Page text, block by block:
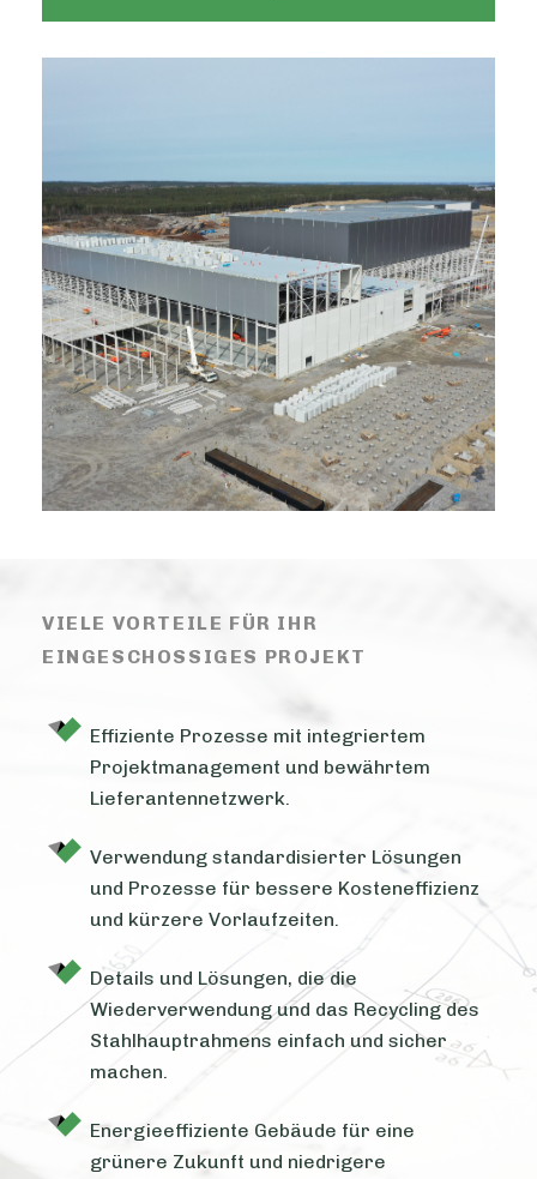
VIELE VORTEILE FÜR IHR
EINGESCHOSSIGES PROJEKT
Effiziente Prozesse mit integriertem
Projektmanagement und bewährtem
Lieferantennetzwerk.
Verwendung standardisierter Lösungen
und Prozesse für bessere Kosteneffizienz
und kürzere Vorlaufzeiten.
Details und Lösungen, die die
Wiederverwendung und das Recycling des
Stahlhauptrahmens einfach und sicher
machen.
Energieeffiziente Gebäude für eine
grünere Zukunft und niedrigere